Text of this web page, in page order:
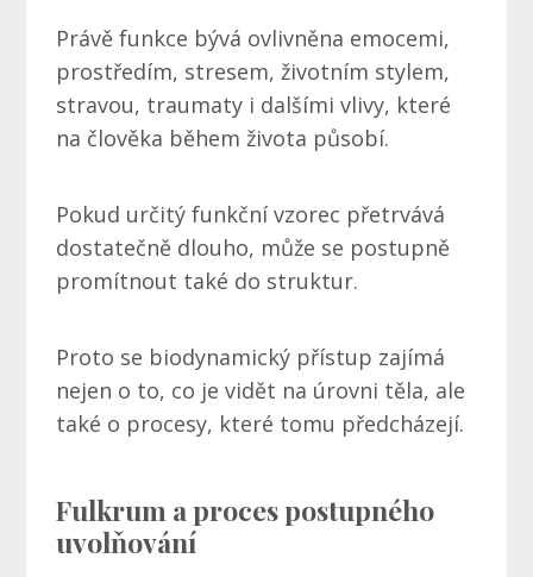
Právě funkce bývá ovlivněna emocemi,
prostředím, stresem, životním stylem,
stravou, traumaty i dalšími vlivy, které
na člověka během života působí.
Pokud určitý funkční vzorec přetrvává
dostatečně dlouho, může se postupně
promítnout také do struktur.
Proto se biodynamický přístup zajímá
nejen o to, co je vidět na úrovni těla, ale
také o procesy, které tomu předcházejí.
Fulkrum a proces postupného
uvolňování